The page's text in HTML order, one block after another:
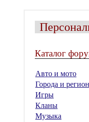
Каталог
Авто и мото
Города и
Игры
Кланы
Музыка